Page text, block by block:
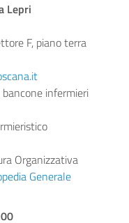
Lepri
F, piano terra
infermieri
Organizzativa
Generale